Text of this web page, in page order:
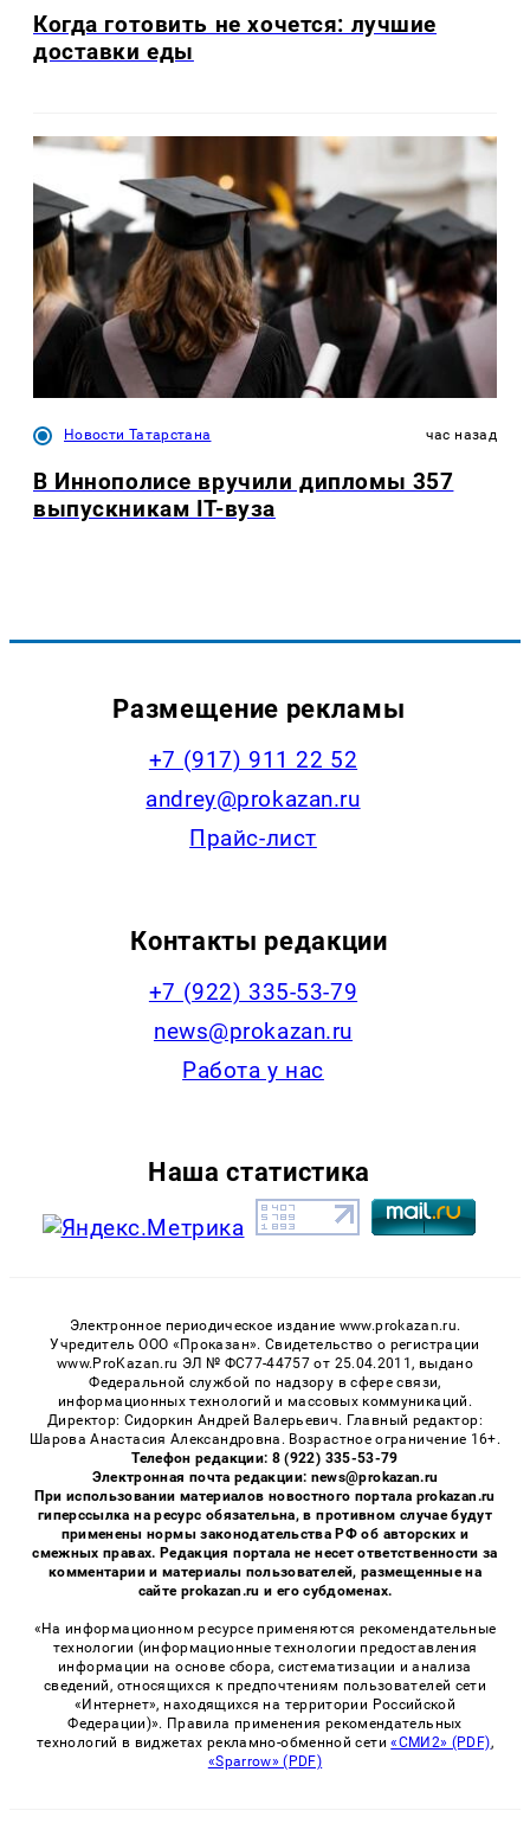
Когда готовить не хочется: лучшие
доставки еды
Новости Татарстана час назад
В Иннополисе вручили дипломы 357
выпускникам IT-вуза
Размещение рекламы
+7 (917) 911 22 52
andrey@prokazan.ru
Прайс-лист
Контакты редакции
+7 (922) 335-53-79
news@prokazan.ru
Работа у нас
Наша статистика
Электронное периодическое издание www.prokazan.ru.
Учредитель ООО «Проказан». Cвидетельство о регистрации
www.ProKazan.ru ЭЛ № ФС77-44757 от 25.04.2011, выдано
Федеральной службой по надзору в сфере связи,
информационных технологий и массовых коммуникаций.
Директор: Сидоркин Андрей Валерьевич. Главный редактор:
Шарова Анастасия Александровна. Возрастное ограничение 16+.
Телефон редакции: 8 (922) 335-53-79
Электронная почта редакции: news@prokazan.ru
При использовании материалов новостного портала prokazan.ru
гиперссылка на ресурс обязательна, в противном случае будут
применены нормы законодательства РФ об авторских и
смежных правах. Редакция портала не несет ответственности за
комментарии и материалы пользователей, размещенные на
сайте prokazan.ru и его субдоменах.
«На информационном ресурсе применяются рекомендательные
технологии (информационные технологии предоставления
информации на основе сбора, систематизации и анализа
сведений, относящихся к предпочтениям пользователей сети
«Интернет», находящихся на территории Российской
Федерации)». Правила применения рекомендательных
технологий в виджетах рекламно-обменной сети«СМИ2» (PDF),
«Sparrow» (PDF)